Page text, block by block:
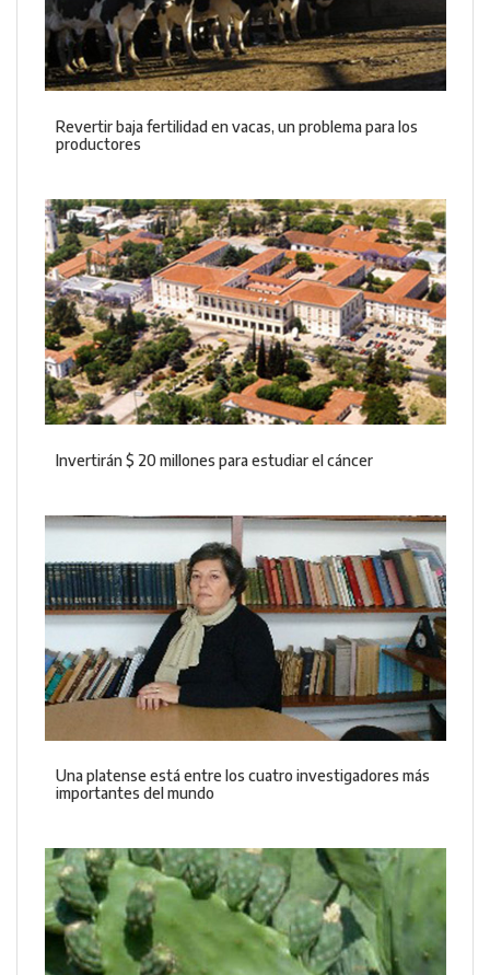
Revertir baja fertilidad en vacas, un problema para los
productores
Invertirán $ 20 millones para estudiar el cáncer
Una platense está entre los cuatro investigadores más
importantes del mundo